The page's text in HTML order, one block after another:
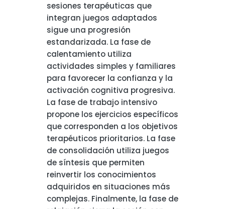
sesiones terapéuticas que
integran juegos adaptados
sigue una progresión
estandarizada. La fase de
calentamiento utiliza
actividades simples y familiares
para favorecer la confianza y la
activación cognitiva progresiva.
La fase de trabajo intensivo
propone los ejercicios específicos
que corresponden a los objetivos
terapéuticos prioritarios. La fase
de consolidación utiliza juegos
de síntesis que permiten
reinvertir los conocimientos
adquiridos en situaciones más
complejas. Finalmente, la fase de